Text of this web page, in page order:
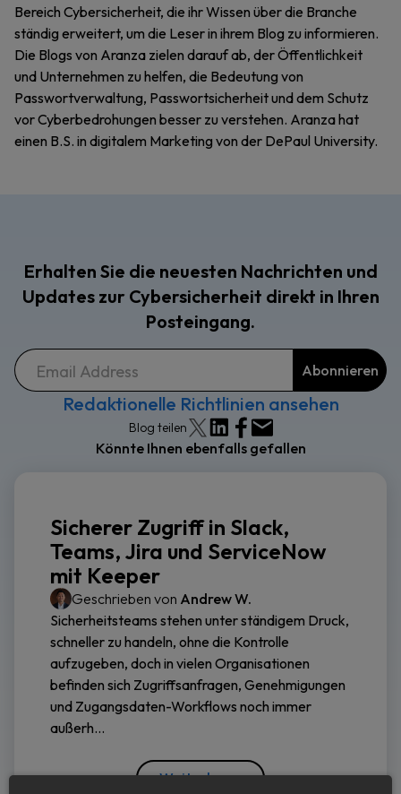
Bereich Cybersicherheit, die ihr Wissen über die Branche
ständig erweitert, um die Leser in ihrem Blog zu informieren.
Die Blogs von Aranza zielen darauf ab, der Öffentlichkeit
und Unternehmen zu helfen, die Bedeutung von
Passwortverwaltung, Passwortsicherheit und dem Schutz
vor Cyberbedrohungen besser zu verstehen. Aranza hat
einen B.S. in digitalem Marketing von der DePaul University.
Erhalten Sie die neuesten Nachrichten und
Updates zur Cybersicherheit direkt in Ihren
Posteingang.
Redaktionelle Richtlinien ansehen
Blog teilen
Könnte Ihnen ebenfalls gefallen
Sicherer Zugriff in Slack,
Teams, Jira und ServiceNow
mit Keeper
Geschrieben von Andrew W.
Sicherheitsteams stehen unter ständigem Druck,
schneller zu handeln, ohne die Kontrolle
aufzugeben, doch in vielen Organisationen
befinden sich Zugriffsanfragen, Genehmigungen
und Zugangsdaten-Workflows noch immer
außerh...
Weiterlesen